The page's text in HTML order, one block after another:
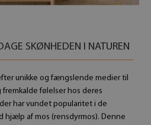
SKØNHEDEN I NATUREN
unikke og fængslende medier til
følelser hos deres
har vundet popularitet i de
hjælp af mos (rensdyrmos). Denne